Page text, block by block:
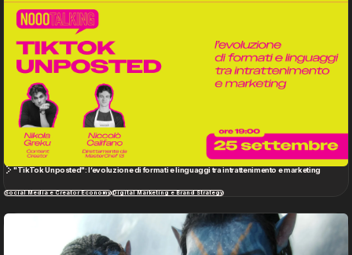
"TikTok Unposted": l’evoluzione di formati e linguaggi tra intrattenimento e marketing
Social Media e Creator Economy Digital Marketing e Brand Strategy